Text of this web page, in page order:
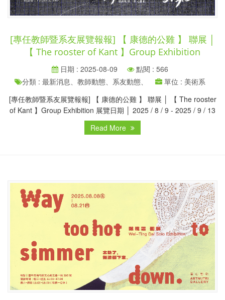
[專任教師暨系友展覽報報] 【 康德的公雞 ‬】 聯展 │
【 The rooster of Kant ‬】Group Exhibition
日期 : 2025-08-09
點閱 : 566
分類 : 最新消息、教師動態、系友動態、
單位 : 美術系
[專任教師暨系友展覽報報] 【 康德的公雞 ‬】 聯展 │ 【 The rooster
of Kant ‬】Group Exhibition 展覽日期 │ 2025 / 8 / 9 - 2025 / 9 / 13
Read More